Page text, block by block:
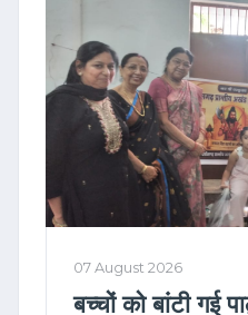
07 August 2026
बच्चों को बांटी गई